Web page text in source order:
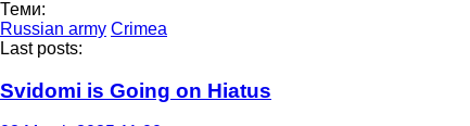
Теми:
Russian army Crimea
Last posts:
Svidomi is Going on Hiatus